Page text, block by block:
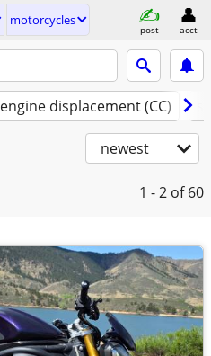
motorcycles
post acct
engine displacement (CC)
newest
1 - 2 of 60